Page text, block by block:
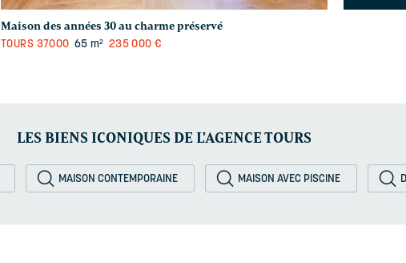
Maison des années 30 au charme préservé
TOURS 37000 65 m² 235 000 €
LES BIENS ICONIQUES DE L'AGENCE TOURS
MAISON CONTEMPORAINE MAISON AVEC PISCINE